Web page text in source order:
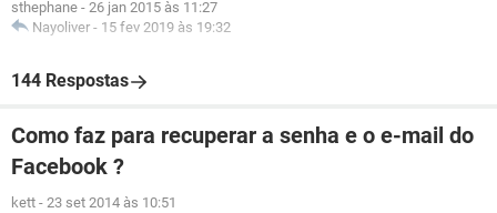
sthephane - 26 jan 2015 às 11:27
Nayoliver - 15 fev 2019 às 19:32
144 Respostas
Como faz para recuperar a senha e o e-mail do
Facebook ?
kett - 23 set 2014 às 10:51